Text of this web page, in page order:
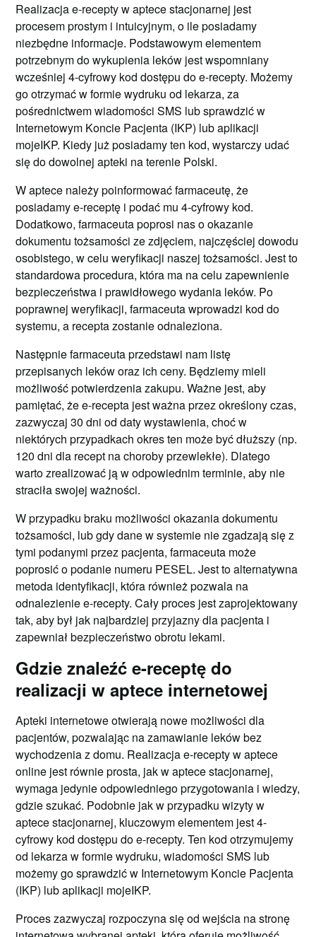
Realizacja e-recepty w aptece stacjonarnej jest
procesem prostym i intuicyjnym, o ile posiadamy
niezbędne informacje. Podstawowym elementem
potrzebnym do wykupienia leków jest wspomniany
wcześniej 4-cyfrowy kod dostępu do e-recepty. Możemy
go otrzymać w formie wydruku od lekarza, za
pośrednictwem wiadomości SMS lub sprawdzić w
Internetowym Koncie Pacjenta (IKP) lub aplikacji
mojeIKP. Kiedy już posiadamy ten kod, wystarczy udać
się do dowolnej apteki na terenie Polski.
W aptece należy poinformować farmaceutę, że
posiadamy e-receptę i podać mu 4-cyfrowy kod.
Dodatkowo, farmaceuta poprosi nas o okazanie
dokumentu tożsamości ze zdjęciem, najczęściej dowodu
osobistego, w celu weryfikacji naszej tożsamości. Jest to
standardowa procedura, która ma na celu zapewnienie
bezpieczeństwa i prawidłowego wydania leków. Po
poprawnej weryfikacji, farmaceuta wprowadzi kod do
systemu, a recepta zostanie odnaleziona.
Następnie farmaceuta przedstawi nam listę
przepisanych leków oraz ich ceny. Będziemy mieli
możliwość potwierdzenia zakupu. Ważne jest, aby
pamiętać, że e-recepta jest ważna przez określony czas,
zazwyczaj 30 dni od daty wystawienia, choć w
niektórych przypadkach okres ten może być dłuższy (np.
120 dni dla recept na choroby przewlekłe). Dlatego
warto zrealizować ją w odpowiednim terminie, aby nie
straciła swojej ważności.
W przypadku braku możliwości okazania dokumentu
tożsamości, lub gdy dane w systemie nie zgadzają się z
tymi podanymi przez pacjenta, farmaceuta może
poprosić o podanie numeru PESEL. Jest to alternatywna
metoda identyfikacji, która również pozwala na
odnalezienie e-recepty. Cały proces jest zaprojektowany
tak, aby był jak najbardziej przyjazny dla pacjenta i
zapewniał bezpieczeństwo obrotu lekami.
Gdzie znaleźć e-receptę do
realizacji w aptece internetowej
Apteki internetowe otwierają nowe możliwości dla
pacjentów, pozwalając na zamawianie leków bez
wychodzenia z domu. Realizacja e-recepty w aptece
online jest równie prosta, jak w aptece stacjonarnej,
wymaga jedynie odpowiedniego przygotowania i wiedzy,
gdzie szukać. Podobnie jak w przypadku wizyty w
aptece stacjonarnej, kluczowym elementem jest 4-
cyfrowy kod dostępu do e-recepty. Ten kod otrzymujemy
od lekarza w formie wydruku, wiadomości SMS lub
możemy go sprawdzić w Internetowym Koncie Pacjenta
(IKP) lub aplikacji mojeIKP.
Proces zazwyczaj rozpoczyna się od wejścia na stronę